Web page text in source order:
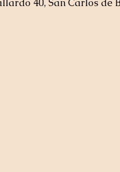
40, San Carlos de